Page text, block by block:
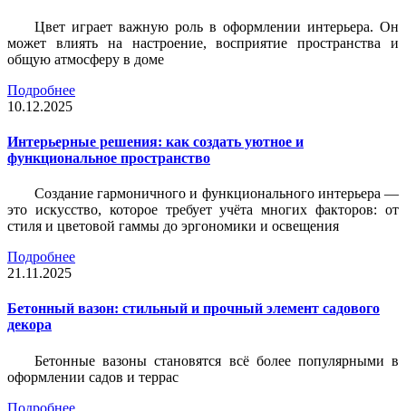
Цвет играет важную роль в оформлении интерьера. Он
может влиять на настроение, восприятие пространства и
общую атмосферу в доме
Подробнее
10.12.2025
Интерьерные решения: как создать уютное и
функциональное пространство
Создание гармоничного и функционального интерьера —
это искусство, которое требует учёта многих факторов: от
стиля и цветовой гаммы до эргономики и освещения
Подробнее
21.11.2025
Бетонный вазон: стильный и прочный элемент садового
декора
Бетонные вазоны становятся всё более популярными в
оформлении садов и террас
Подробнее